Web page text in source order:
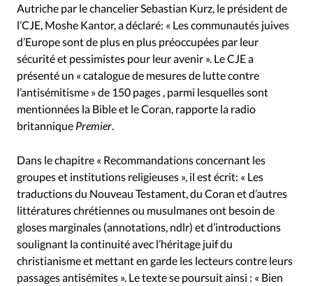
Autriche par le chancelier Sebastian Kurz, le président de
l’CJE, Moshe Kantor, a déclaré: « Les communautés juives
d’Europe sont de plus en plus préoccupées par leur
sécurité et pessimistes pour leur avenir ». Le CJE a
présenté un « catalogue de mesures de lutte contre
l’antisémitisme » de 150 pages , parmi lesquelles sont
mentionnées la Bible et le Coran, rapporte la radio
britannique Premier
Dans le chapitre « Recommandations concernant les
groupes et institutions religieuses », il est écrit: « Les
traductions du Nouveau Testament, du Coran et d’autres
littératures chrétiennes ou musulmanes ont besoin de
gloses marginales (annotations, ndlr) et d’introductions
soulignant la continuité avec l’héritage juif du
christianisme et mettant en garde les lecteurs contre leurs
passages antisémites ». Le texte se poursuit ainsi : « Bien